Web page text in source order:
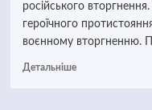
російського
героїчного
воєнному вторгненню.
Детальніше